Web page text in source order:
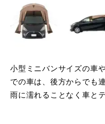
小型ミニバンサイズの車
での車は、後方からでも
雨に濡れることなく車と